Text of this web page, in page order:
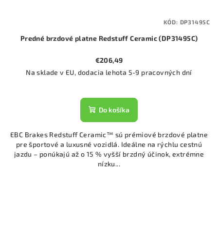
Predné brzdové platne Redstuff Ceramic (DP31495C)
€206,49
Na sklade v EU, dodacia lehota 5-9 pracovných dní
Do košíka
EBC Brakes Redstuff Ceramic™ sú prémiové brzdové platne
pre športové a luxusné vozidlá. Ideálne na rýchlu cestnú
jazdu – ponúkajú až o 15 % vyšší brzdný účinok, extrémne
nízku...
KÓD: DP31495C